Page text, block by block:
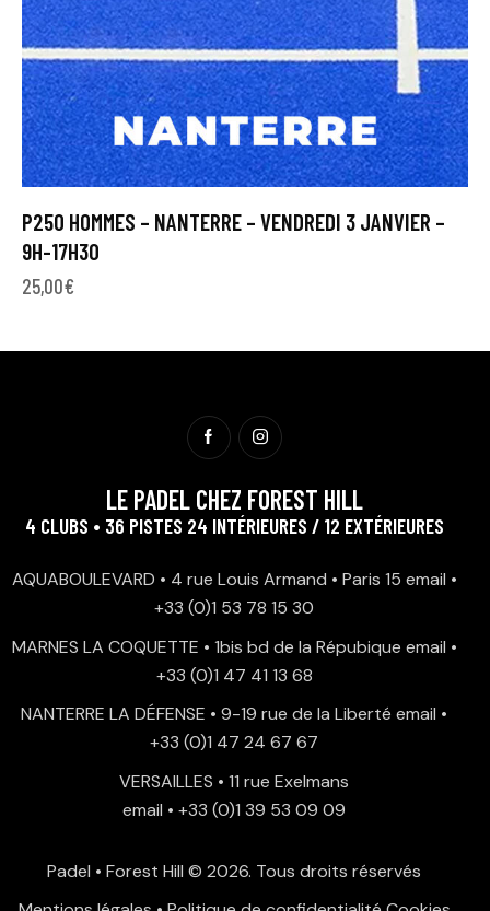
P250 HOMMES – NANTERRE – VENDREDI 3 JANVIER –
9H-17H30
25,00€
LE PADEL CHEZ FOREST HILL
4 CLUBS • 36 PISTES 24 INTÉRIEURES / 12 EXTÉRIEURES
AQUABOULEVARD • 4 rue Louis Armand • Paris 15 email •
+33 (0)1 53 78 15 30
MARNES LA COQUETTE • 1bis bd de la Répubique email •
+33 (0)1 47 41 13 68
NANTERRE LA DÉFENSE • 9-19 rue de la Liberté email •
+33 (0)1 47 24 67 67
VERSAILLES • 11 rue Exelmans
email • +33 (0)1 39 53 09 09
Padel • Forest Hill © 2026. Tous droits réservés